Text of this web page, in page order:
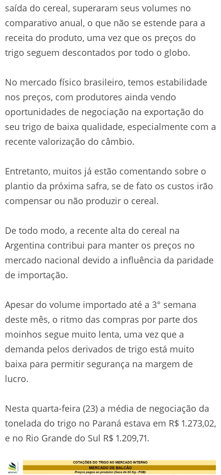
saída do cereal, superaram seus volumes no
comparativo anual, o que não se estende para a
receita do produto, uma vez que os preços do
trigo seguem descontados por todo o globo.
No mercado físico brasileiro, temos estabilidade
nos preços, com produtores ainda vendo
oportunidades de negociação na exportação do
seu trigo de baixa qualidade, especialmente com a
recente valorização do câmbio.
Entretanto, muitos já estão comentando sobre o
plantio da próxima safra, se de fato os custos irão
compensar ou não produzir o cereal.
De todo modo, a recente alta do cereal na
Argentina contribui para manter os preços no
mercado nacional devido a influência da paridade
de importação.
Apesar do volume importado até a 3° semana
deste mês, o ritmo das compras por parte dos
moinhos segue muito lenta, uma vez que a
demanda pelos derivados de trigo está muito
baixa para permitir segurança na margem de
lucro.
Nesta quarta-feira (23) a média de negociação da
tonelada do trigo no Paraná estava em R$ 1.273,02,
e no Rio Grande do Sul R$ 1.209,71.